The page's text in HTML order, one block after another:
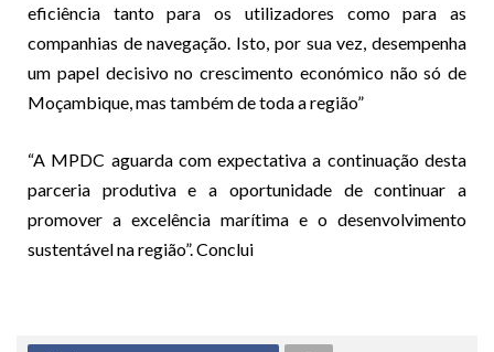
eficiência tanto para os utilizadores como para as
companhias de navegação. Isto, por sua vez, desempenha
um papel decisivo no crescimento económico não só de
Moçambique, mas também de toda a região”
“A MPDC aguarda com expectativa a continuação desta
parceria produtiva e a oportunidade de continuar a
promover a excelência marítima e o desenvolvimento
sustentável na região”. Conclui